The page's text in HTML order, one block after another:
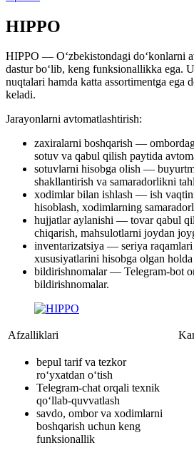
HIPPO
HIPPO — O‘zbekistondagi do‘konlarni
dastur bo‘lib, keng funksionallikka ega.
nuqtalari hamda katta assortimentga ega
keladi.
Jarayonlarni avtomatlashtirish:
zaxiralarni boshqarish —
sotuv va qabul qilish paytida
sotuvlarni hisobga olish —
shakllantirish va samaradorlikni
xodimlar bilan ishlash — ish
hisoblash, xodimlarning
hujjatlar aylanishi — tovar qabul
chiqarish, mahsulotlarni joydan
inventarizatsiya — seriya
xususiyatlarini hisobga olgan
bildirishnomalar — Telegram-bot
bildirishnomalar.
Afzalliklari
bepul tarif va tezkor
ro‘yxatdan o‘tish
Telegram-chat orqali texnik
qo‘llab-quvvatlash
savdo, ombor va xodimlarni
boshqarish uchun keng
funksionallik